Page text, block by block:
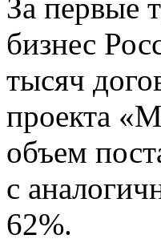
За первые
бизнес
тысяч
проекта
объем
с
62%.